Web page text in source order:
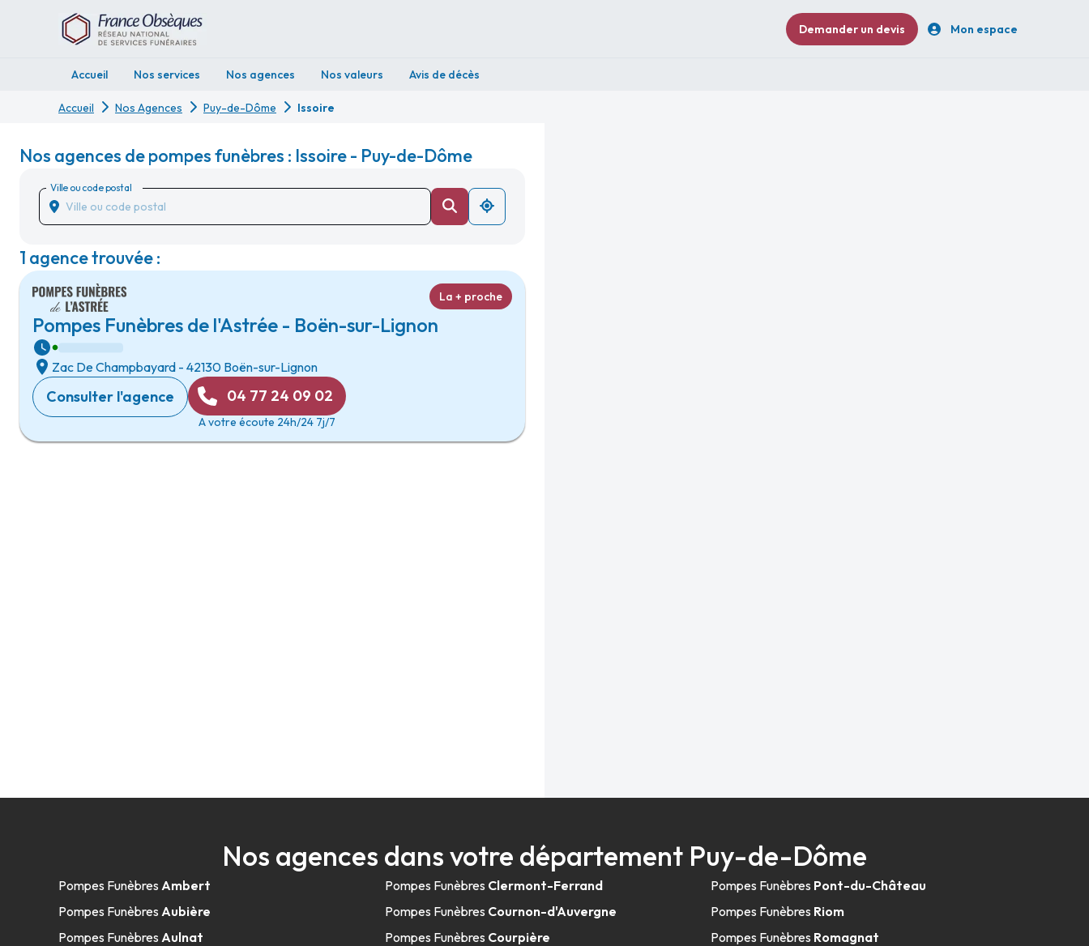
Demander un devis Mon espace
Accueil Nos services Nos agences Nos valeurs Avis de décès
Accueil Nos Agences Puy-de-Dôme Issoire
Nos agences de pompes funèbres : Issoire - Puy-de-Dôme
Ville ou code postal
1 agence trouvée :
Pompes Funèbres de l'Astrée - Boën-sur-Lignon
La + proche
Zac De Champbayard - 42130 Boën-sur-Lignon
Consulter l'agence 04 77 24 09 02
A votre écoute 24h/24 7j/7
Nos agences dans votre département Puy-de-Dôme
Pompes Funèbres Ambert
Pompes Funèbres Aubière
Pompes Funèbres Aulnat
Pompes Funèbres Clermont-Ferrand
Pompes Funèbres Cournon-d'Auvergne
Pompes Funèbres Courpière
Pompes Funèbres Pont-du-Château
Pompes Funèbres Riom
Pompes Funèbres Romagnat